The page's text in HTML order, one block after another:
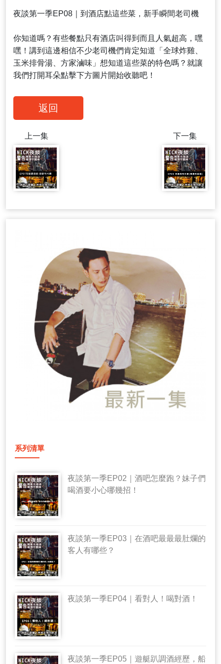
夜談第一季EP08｜到酒店點這些菜，新手瞬間老司機
你知道嗎？有些餐點只有酒店叫得到而且人氣超高，嘿
嘿！講到這邊相信不少老司機們肯定知道「全球炸雞、
玉米排骨湯、方家滷味」想知道這些菜的特色嗎？就讓
我們打開耳朵點擊下方圖片開始收聽吧！
返回
上一集 下一集
系列清單
夜談第一季EP02｜酒吧怎麼跑？妹子們
喝酒要小心哪幾招！
夜談第一季EP03｜在酒吧最最最肚爛的
客人有哪些？
夜談第一季EP04｜看對人！喝對酒！
夜談第一季EP05｜遊艇趴調酒經歷，船